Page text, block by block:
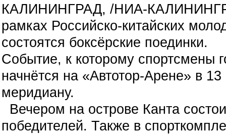
КАЛИНИНГРАД, /НИА-
рамках Российско-китайских
состоятся боксёрские поединки.
Событие, к которому спортсмены
начнётся на «Автотор-Арене» в
меридиану.
Вечером на острове Канта
победителей. Также в